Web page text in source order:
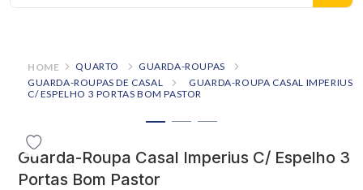
QUARTO
GUARDA-ROUPAS
GUARDA-ROUPAS DE CASAL
GUARDA-ROUPA CASAL IMPERIUS
C/ ESPELHO 3 PORTAS BOM PASTOR
Guarda-Roupa Casal Imperius C/ Espelho 3
Portas Bom Pastor